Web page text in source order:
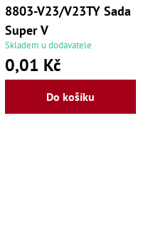
8803-V23/V23TY Sada
Super V
Skladem u dodavatele
0,01 Kč
Do košíku